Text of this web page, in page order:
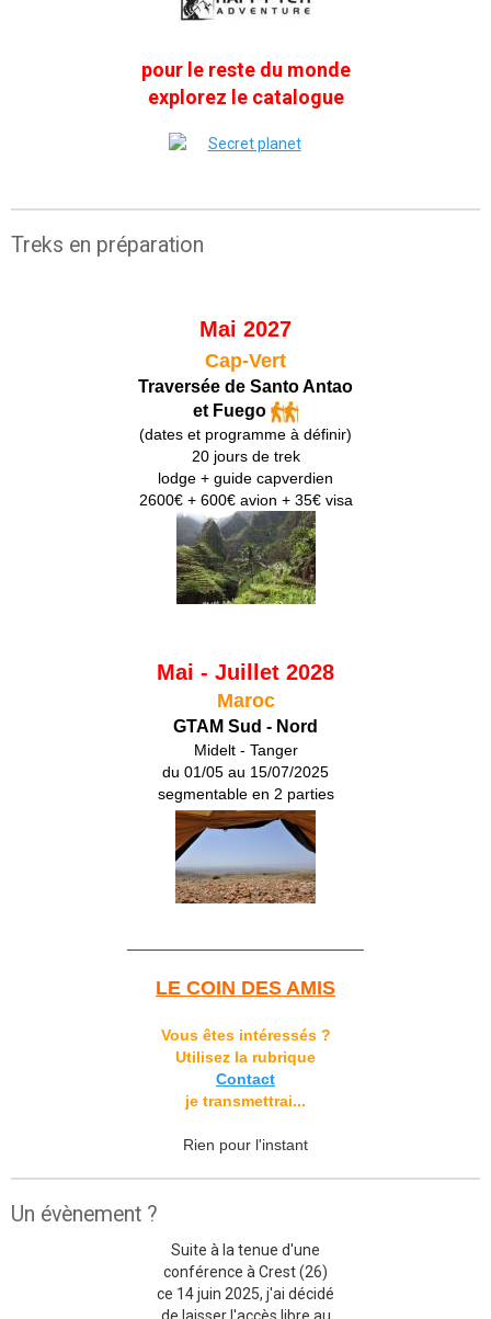
pour le reste du monde
explorez le catalogue
Treks en préparation
Mai 2027
Cap-Vert
Traversée de Santo Antao
et Fuego
(dates et programme à définir)
20 jours de trek
lodge + guide capverdien
2600€ + 600€ avion + 35€ visa
Mai - Juillet 2028
Maroc
GTAM Sud - Nord
Midelt - Tanger
du 01/05 au 15/07/2025
segmentable en 2 parties
LE COIN DES AMIS
Vous êtes intéressés ?
Utilisez la rubrique
Contact
je transmettrai...
Rien pour l'instant
Un évènement ?
Suite à la tenue d'une
conférence à Crest (26)
ce 14 juin 2025, j'ai décidé